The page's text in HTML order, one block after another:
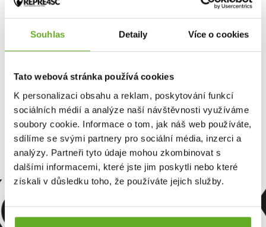
Souhlas Detaily Více o cookies
Tato webová stránka používá cookies
K personalizaci obsahu a reklam, poskytování funkcí
sociálních médií a analýze naší návštěvnosti využíváme
soubory cookie. Informace o tom, jak náš web používáte,
sdílíme se svými partnery pro sociální média, inzerci a
analýzy. Partneři tyto údaje mohou zkombinovat s
dalšími informacemi, které jste jim poskytli nebo které
získali v důsledku toho, že používáte jejich služby.
DEER HUNTER 103 DEER HUNTER 102
REPRE4SC pánská košile je kromě jistoty moderního střihu
i jistotou přírodního materiálu. Díky tomu nikde neškrábe ani
neškrtí a směle konkuruje tomu nejpohodlnějšímu triku nebo
mikině. Je jenom na tobě, jestli najdeš chuť hodit na sebe tuhle
krásku a být v pohodě. Pohodlí a styl, to pořád platí i s košilí.